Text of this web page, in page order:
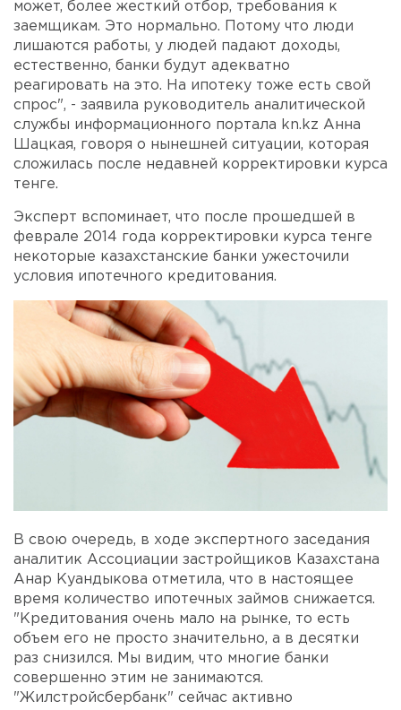
может, более жесткий отбор, требования к
заемщикам. Это нормально. Потому что люди
лишаются работы, у людей падают доходы,
естественно, банки будут адекватно
реагировать на это. На ипотеку тоже есть свой
спрос", - заявила руководитель аналитической
службы информационного портала kn.kz Анна
Шацкая, говоря о нынешней ситуации, которая
сложилась после недавней корректировки курса
тенге.
Эксперт вспоминает, что после прошедшей в
феврале 2014 года корректировки курса тенге
некоторые казахстанские банки ужесточили
условия ипотечного кредитования.
В свою очередь, в ходе экспертного заседания
аналитик Ассоциации застройщиков Казахстана
Анар Куандыкова отметила, что в настоящее
время количество ипотечных займов снижается.
"Кредитования очень мало на рынке, то есть
объем его не просто значительно, а в десятки
раз снизился. Мы видим, что многие банки
совершенно этим не занимаются.
"Жилстройсбербанк" сейчас активно